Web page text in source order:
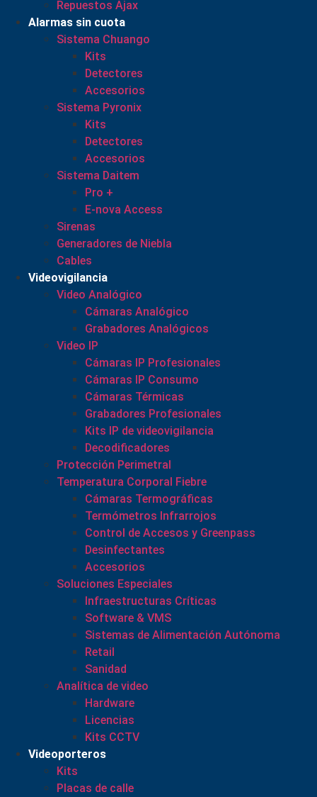
Repuestos Ajax
Alarmas sin cuota
Sistema Chuango
Kits
Detectores
Accesorios
Sistema Pyronix
Kits
Detectores
Accesorios
Sistema Daitem
Pro +
E-nova Access
Sirenas
Generadores de Niebla
Cables
Videovigilancia
Video Analógico
Cámaras Analógico
Grabadores Analógicos
Video IP
Cámaras IP Profesionales
Cámaras IP Consumo
Cámaras Térmicas
Grabadores Profesionales
Kits IP de videovigilancia
Decodificadores
Protección Perimetral
Temperatura Corporal Fiebre
Cámaras Termográficas
Termómetros Infrarrojos
Control de Accesos y Greenpass
Desinfectantes
Accesorios
Soluciones Especiales
Infraestructuras Críticas
Software & VMS
Sistemas de Alimentación Autónoma
Retail
Sanidad
Analítica de video
Hardware
Licencias
Kits CCTV
Videoporteros
Kits
Placas de calle